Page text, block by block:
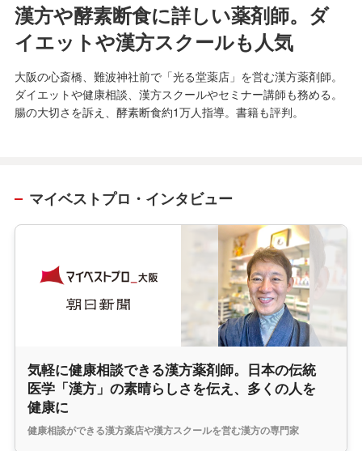
漢方や酵素断食に詳しい薬剤師。ダ
イエットや漢方スクールも人気
大阪の心斎橋、難波神社前で「光る堂薬店」を営む漢方薬剤師。
ダイエットや健康相談、漢方スクールやセミナー講師も務める。
腸の大切さを訴え、酵素断食約1万人指導。書籍も評判。
マイベストプロ・インタビュー
気軽に健康相談できる漢方薬剤師。日本の伝統
医学「漢方」の素晴らしさを伝え、多くの人を
健康に
健康相談ができる漢方薬店や漢方スクールを営む漢方の専門家